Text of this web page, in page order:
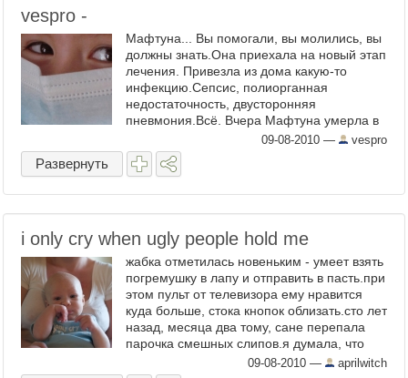
vespro -
Мафтуна... Вы помогали, вы молились, вы
должны знать.Она приехала на новый этап
лечения. Привезла из дома какую-то
инфекцию.Сепсис, полиорганная
недостаточность, двусторонняя
пневмония.Всё. Вчера Мафтуна умерла в
реанимации РОНЦ.Пока я не могу ...
09-08-2010 — vespro
Развернуть
i only cry when ugly people hold me
жабка отметилась новеньким - умеет взять
погремушку в лапу и отправить в пасть.при
этом пульт от телевизора ему нравится
куда больше, стока кнопок облизать.сто лет
назад, месяца два тому, сане перепала
парочка смешных слипов.я думала, что
09-08-2010 — aprilwitch